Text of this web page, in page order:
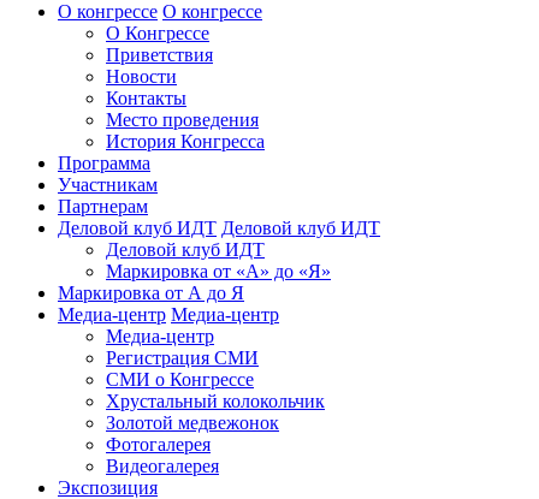
О конгрессе О конгрессе
О Конгрессе
Приветствия
Новости
Контакты
Место проведения
История Конгресса
Программа
Участникам
Партнерам
Деловой клуб ИДТ Деловой клуб ИДТ
Деловой клуб ИДТ
Маркировка от «А» до «Я»
Маркировка от А до Я
Медиа-центр Медиа-центр
Медиа-центр
Регистрация СМИ
СМИ о Конгрессе
Хрустальный колокольчик
Золотой медвежонок
Фотогалерея
Видеогалерея
Экспозиция